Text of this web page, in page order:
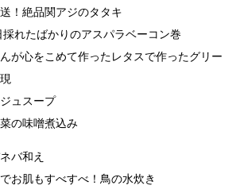
！絶品関アジのタタキ
れたばかりのアスパラベーコン巻
が心をこめて作ったレタスで作ったグリー
ュスープ
の味噌煮込み
バ和え
お肌もすべすべ！鳥の水炊き